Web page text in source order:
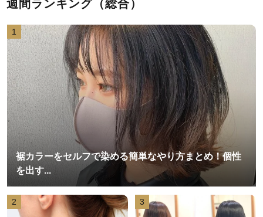
週間ランキング（総合）
1
裾カラーをセルフで染める簡単なやり方まとめ！個性
を出す...
2 3